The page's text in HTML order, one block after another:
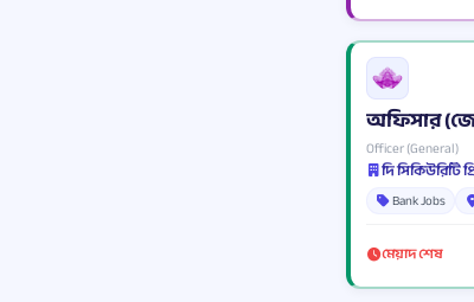
অফিসার
Officer (General)
দি সিকিউরিটি
Bank Jobs
মেয়াদ শেষ